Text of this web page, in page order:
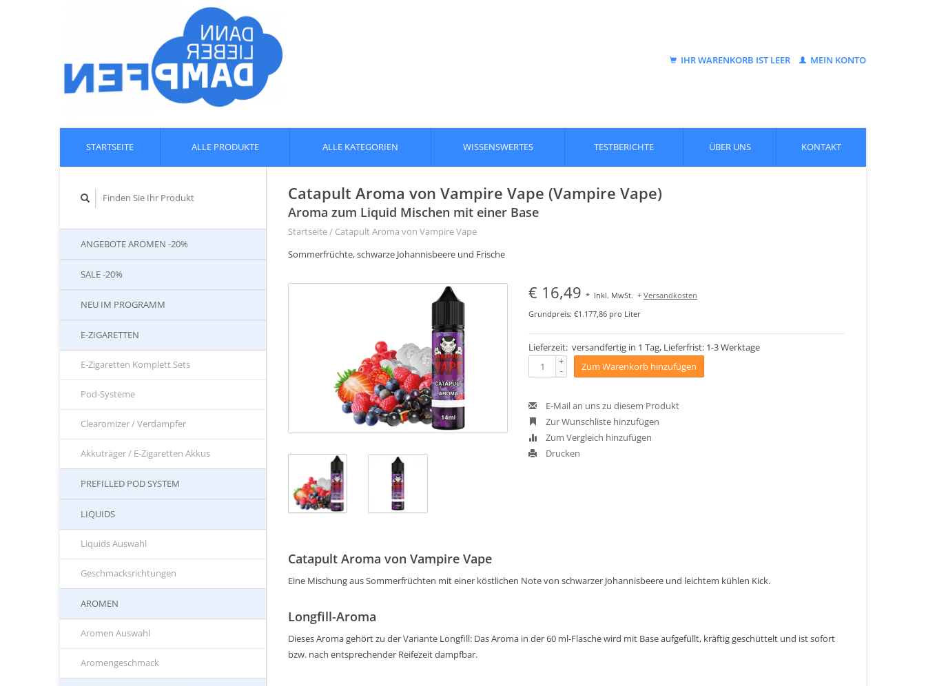
IHR WARENKORB IST LEER MEIN KONTO
STARTSEITE ALLE PRODUKTE ALLE KATEGORIEN WISSENSWERTES TESTBERICHTE ÜBER UNS KONTAKT
ANGEBOTE AROMEN -20%
SALE -20%
NEU IM PROGRAMM
E-ZIGARETTEN
E-Zigaretten Komplett Sets
Pod-Systeme
Clearomizer / Verdampfer
Akkuträger / E-Zigaretten Akkus
PREFILLED POD SYSTEM
LIQUIDS
Liquids Auswahl
Geschmacksrichtungen
AROMEN
Aromen Auswahl
Aromengeschmack
Catapult Aroma von Vampire Vape (Vampire Vape)
Aroma zum Liquid Mischen mit einer Base
Startseite/ Catapult Aroma von Vampire Vape
Sommerfrüchte, schwarze Johannisbeere und Frische
€ 16,49* Inkl. MwSt. +Versandkosten
Grundpreis: €1.177,86 pro Liter
Lieferzeit: versandfertig in 1 Tag, Lieferfrist: 1-3 Werktage
+
- Zum Warenkorb hinzufügen
E-Mail an uns zu diesem Produkt
Zur Wunschliste hinzufügen
Zum Vergleich hinzufügen
Drucken
Catapult Aroma von Vampire Vape
Eine Mischung aus Sommerfrüchten mit einer köstlichen Note von schwarzer Johannisbeere und leichtem kühlen Kick.
Longfill-Aroma
Dieses Aroma gehört zu der Variante Longfill: Das Aroma in der 60 ml-Flasche wird mit Base aufgefüllt, kräftig geschüttelt und ist sofort
bzw. nach entsprechender Reifezeit dampfbar.